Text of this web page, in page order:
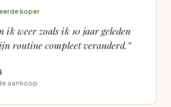
koper
ik weer zoals ik 10 jaar geleden
routine compleet veranderd.”
aankoop